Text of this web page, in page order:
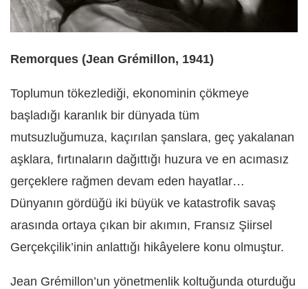
Remorques ­­­(Jean Grémillon, 1941)
Toplumun tökezlediği, ekonominin çökmeye
başladığı karanlık bir dünyada tüm
mutsuzluğumuza, kaçırılan şanslara, geç yakalanan
aşklara, fırtınaların dağıttığı huzura ve en acımasız
gerçeklere rağmen devam eden hayatlar…
Dünyanın gördüğü iki büyük ve katastrofik savaş
arasında ortaya çıkan bir akımın, Fransız Şiirsel
Gerçekçilik’inin anlattığı hikâyelere konu olmuştur.
Jean Grémillon’un yönetmenlik koltuğunda oturduğu